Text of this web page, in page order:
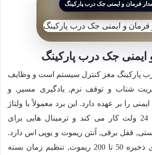
فرمان و ایمنی جک درب پارکینگ
ایمنی جک درب پارکینگ
پارکینگ مغز کنترل سیستم است و وظایف
شتاب و توقف نرم, یادگیری مسیر, و
را بر عهده دارد. این برد معمولاً با ولتاژ
تغذیه 230 ولت یا 24 ولت کار می کند و ترمینال هایی برای
قفل برقی, آنتن ریموت و یوپی اس دارد.
حافظه داخلی برای ذخیره 50 تا 200 ریموت, تنظیم زمان بسته